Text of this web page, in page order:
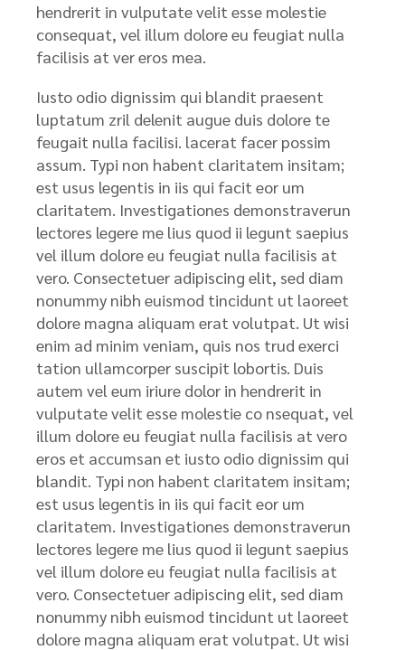
hendrerit in vulputate velit esse molestie
consequat, vel illum dolore eu feugiat nulla
facilisis at ver eros mea.
Iusto odio dignissim qui blandit praesent
luptatum zril delenit augue duis dolore te
feugait nulla facilisi. lacerat facer possim
assum. Typi non habent claritatem insitam;
est usus legentis in iis qui facit eor um
claritatem. Investigationes demonstraverun
lectores legere me lius quod ii legunt saepius
vel illum dolore eu feugiat nulla facilisis at
vero. Consectetuer adipiscing elit, sed diam
nonummy nibh euismod tincidunt ut laoreet
dolore magna aliquam erat volutpat. Ut wisi
enim ad minim veniam, quis nos trud exerci
tation ullamcorper suscipit lobortis. Duis
autem vel eum iriure dolor in hendrerit in
vulputate velit esse molestie co nsequat, vel
illum dolore eu feugiat nulla facilisis at vero
eros et accumsan et iusto odio dignissim qui
blandit. Typi non habent claritatem insitam;
est usus legentis in iis qui facit eor um
claritatem. Investigationes demonstraverun
lectores legere me lius quod ii legunt saepius
vel illum dolore eu feugiat nulla facilisis at
vero. Consectetuer adipiscing elit, sed diam
nonummy nibh euismod tincidunt ut laoreet
dolore magna aliquam erat volutpat. Ut wisi